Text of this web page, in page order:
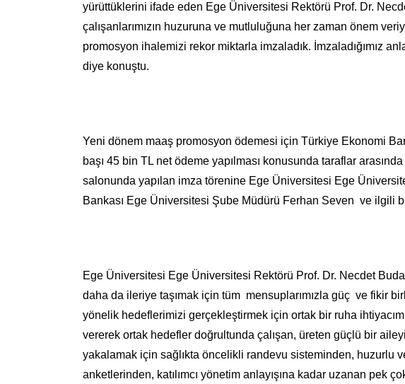
yürüttüklerini ifade eden Ege Üniversitesi Rektörü Prof. Dr.
çalışanlarımızın huzuruna ve mutluluğuna her zaman önem
promosyon ihalemizi rekor miktarla imzaladık. İmzaladığımız
diye konuştu.
Yeni dönem maaş promosyon ödemesi için Türkiye Ekonomi
başı 45 bin TL net ödeme yapılması konusunda taraflar
salonunda yapılan imza törenine Ege Üniversitesi Ege
Bankası Ege Üniversitesi Şube Müdürü Ferhan Seven ve ilgili
Ege Üniversitesi Ege Üniversitesi Rektörü Prof. Dr. Necdet
daha da ileriye taşımak için tüm mensuplarımızla güç ve fikir
yönelik hedeflerimizi gerçekleştirmek için ortak bir ruha
vererek ortak hedefler doğrultunda çalışan, üreten güçlü bir
yakalamak için sağlıkta öncelikli randevu sisteminden, huzurlu
anketlerinden, katılımcı yönetim anlayışına kadar uzanan pek